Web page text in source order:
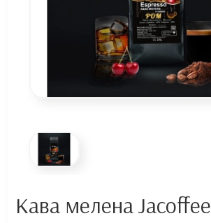
Кава мелена Jacoffee